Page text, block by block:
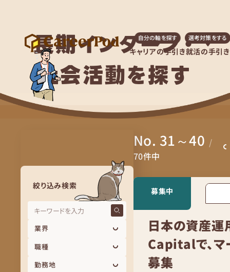
キャリアの手引き
自分の軸を探す
就活の手引き
選考対策をする
長期インターン・
社会活動を探す
絞り込み検索
業界
職種
勤務地
No. 31～40 /
70件中
募集中
日本の資産
Capitalで、マ
募集